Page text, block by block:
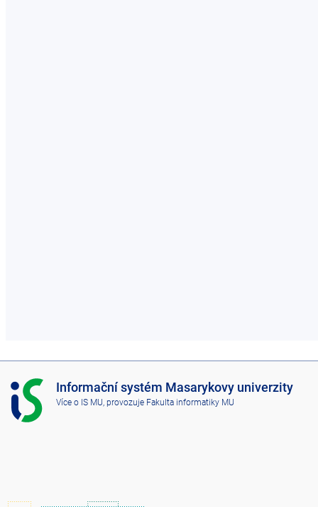
I
S
M
Informační systém Masarykovy univerzity
Více o IS MU , provozuje Fakulta informatiky MU